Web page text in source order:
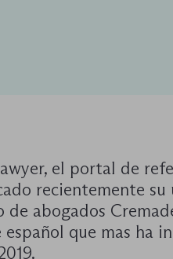
el portal de
recientemente
de abogados
que mas ha